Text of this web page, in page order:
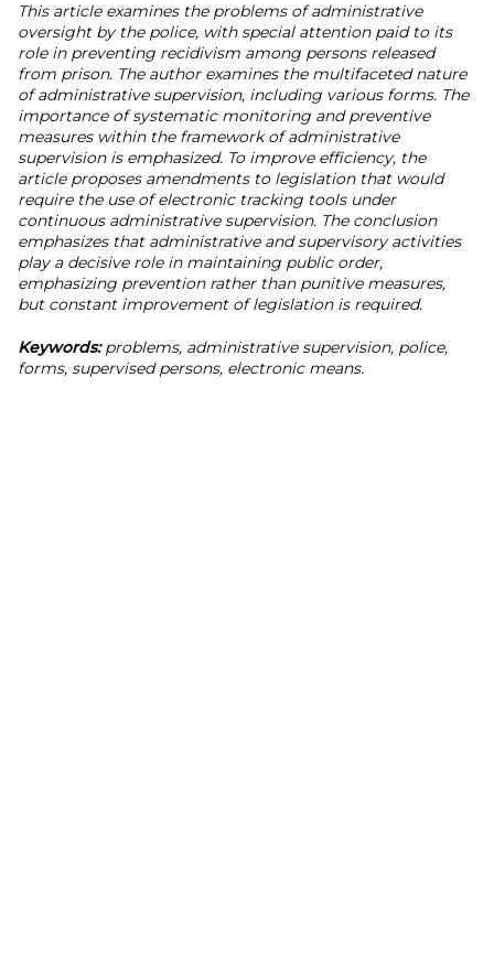
This article examines the problems of administrative
oversight by the police, with special attention paid to its
role in preventing recidivism among persons released
from prison. The author examines the multifaceted nature
of administrative supervision, including various forms. The
importance of systematic monitoring and preventive
measures within the framework of administrative
supervision is emphasized. To improve efficiency, the
article proposes amendments to legislation that would
require the use of electronic tracking tools under
continuous administrative supervision. The conclusion
emphasizes that administrative and supervisory activities
play a decisive role in maintaining public order,
emphasizing prevention rather than punitive measures,
but constant improvement of legislation is required.
Keywords:problems, administrative supervision, police,
forms, supervised persons, electronic means.